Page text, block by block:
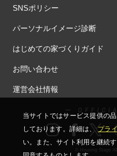
SNSポリシー
パーソナルイメージ診断
はじめての家づくりガイド
お問い合わせ
運営会社情報
ー
© Housing Stage
当サイトではサービス提供の
しております。詳細は、プラ
い。
また、サイト利⽤を継続